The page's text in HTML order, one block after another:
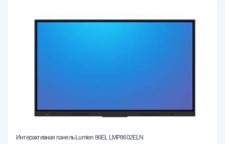
Интерактивная панель Lumien 86EL LMP8602ELN